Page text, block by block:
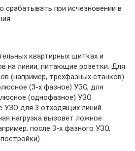
срабатывать при исчезновении в
квартирных щитках и
на линии, питающие розетки. Для
(например, трехфазных станков)
(3-х фазное) УЗО, для
(однофазное) УЗО.
УЗО для 3 отходящих линий
нагрузка вызовет ложное
после 3-х фазного УЗО,